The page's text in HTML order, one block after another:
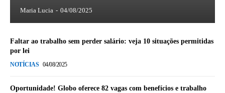
Maria Lucia - 04/08/2025
Faltar ao trabalho sem perder salário: veja 10 situações permitidas
por lei
NOTÍCIAS 04/08/2025
Oportunidade! Globo oferece 82 vagas com benefícios e trabalho